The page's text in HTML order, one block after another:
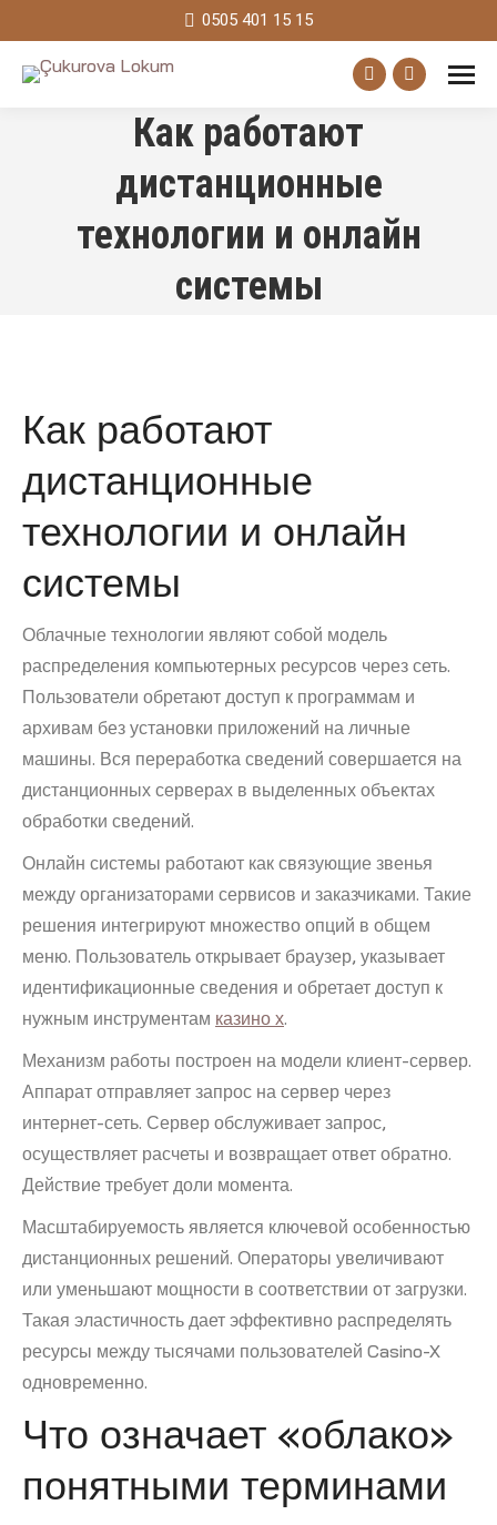
0505 401 15 15
Facebook
in
new
Instagram
new
Как работают
дистанционные
технологии и онлайн
системы
Как работают
дистанционные
технологии и онлайн
системы
Облачные технологии являют собой модель
распределения компьютерных ресурсов через сеть.
Пользователи обретают доступ к программам и
архивам без установки приложений на личные
машины. Вся переработка сведений совершается на
дистанционных серверах в выделенных объектах
обработки сведений.
Онлайн системы работают как связующие звенья
между организаторами сервисов и заказчиками. Такие
решения интегрируют множество опций в общем
меню. Пользователь открывает браузер, указывает
идентификационные сведения и обретает доступ к
нужным инструментам казино х.
Механизм работы построен на модели клиент-сервер.
Аппарат отправляет запрос на сервер через
интернет-сеть. Сервер обслуживает запрос,
осуществляет расчеты и возвращает ответ обратно.
Действие требует доли момента.
Масштабируемость является ключевой особенностью
дистанционных решений. Операторы увеличивают
или уменьшают мощности в соответствии от загрузки.
Такая эластичность дает эффективно распределять
ресурсы между тысячами пользователей Casino-X
одновременно.
Что означает «облако»
понятными терминами